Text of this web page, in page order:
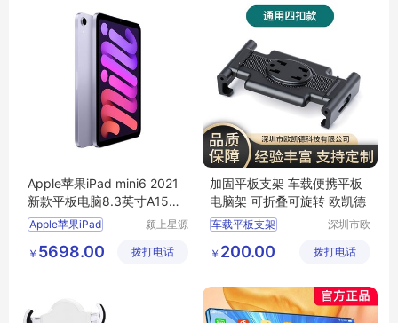
Apple苹果iPad mini6 2021
新款平板电脑8.3英寸A15芯
片全面屏
Apple苹果iPad
颍上星源
有限公司
￥ 5698.00 拨打电话
加固平板支架 车载便携平板
电脑架 可折叠可旋转 欧凯德
车载平板支架
平板电脑支架
车载电脑支架
深圳市欧
有限公司
￥ 200.00 拨打电话